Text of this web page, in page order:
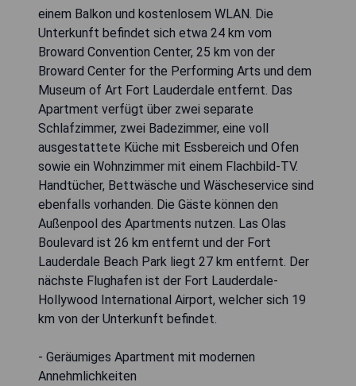
einem Balkon und kostenlosem WLAN. Die
Unterkunft befindet sich etwa 24 km vom
Broward Convention Center, 25 km von der
Broward Center for the Performing Arts und dem
Museum of Art Fort Lauderdale entfernt. Das
Apartment verfügt über zwei separate
Schlafzimmer, zwei Badezimmer, eine voll
ausgestattete Küche mit Essbereich und Ofen
sowie ein Wohnzimmer mit einem Flachbild-TV.
Handtücher, Bettwäsche und Wäscheservice sind
ebenfalls vorhanden. Die Gäste können den
Außenpool des Apartments nutzen. Las Olas
Boulevard ist 26 km entfernt und der Fort
Lauderdale Beach Park liegt 27 km entfernt. Der
nächste Flughafen ist der Fort Lauderdale-
Hollywood International Airport, welcher sich 19
km von der Unterkunft befindet.
- Geräumiges Apartment mit modernen
Annehmlichkeiten